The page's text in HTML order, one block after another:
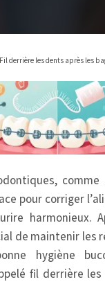
derrière les dents après les
comme
pour corriger
harmonieux.
de maintenir les
hygiène
fil derrière